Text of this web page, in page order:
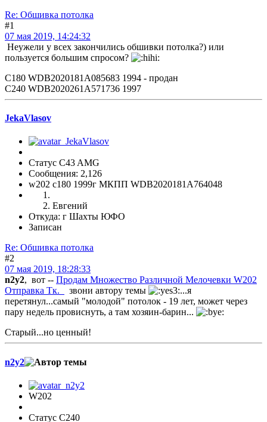
Re: Обшивка потолка
#1
07 мая 2019, 14:24:32
Неужели у всех закончились обшивки потолка?) или
пользуется большим спросом?
С180 WDB2020181A085683 1994 - продан
С240 WDB2020261A571736 1997
JekaVlasov
Статус C43 AMG
Сообщения: 2,126
w202 c180 1999г МКПП WDB2020181A764048
Евгений
Откуда: г Шахты ЮФО
Записан
Re: Обшивка потолка
#2
07 мая 2019, 18:28:33
n2y2, вот -- Продам Множество Различной Мелочевки W202
Отправка Тк.
звони автору темы
...я
перетянул...самый "молодой" потолок - 19 лет, может через
пару недель провиснуть, а там хозяин-барин...
Старый...но ценный!
n2y2
W202
Статус C240